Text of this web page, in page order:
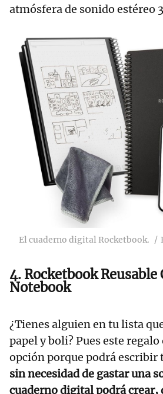
atmósfera de sonido estéreo
El cuaderno digital Rocketbook.
4. Rocketbook Reusable
Notebook
¿Tienes alguien en tu lista
papel y boli? Pues este
opción porque podrá escribir
sin necesidad de gastar una
cuaderno digital podrá